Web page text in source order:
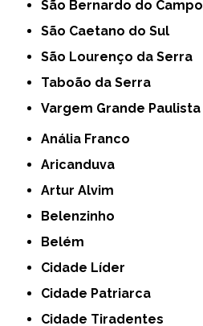
São Bernardo do Campo
São Caetano do Sul
São Lourenço da Serra
Taboão da Serra
Vargem Grande Paulista
Anália Franco
Aricanduva
Artur Alvim
Belenzinho
Belém
Cidade Líder
Cidade Patriarca
Cidade Tiradentes